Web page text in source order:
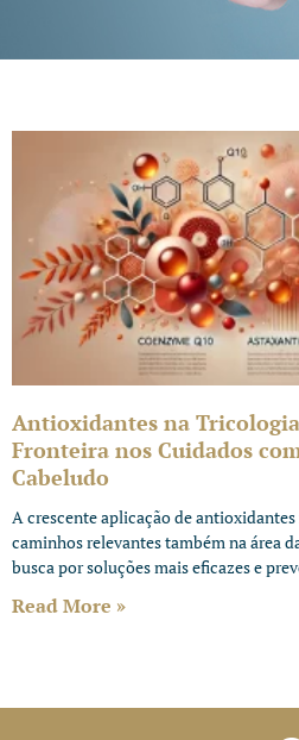
Antioxidantes na
Fronteira nos Cuidados
Cabeludo
A crescente aplicação de
caminhos relevantes também na área
busca por soluções mais eficazes e
Read More »